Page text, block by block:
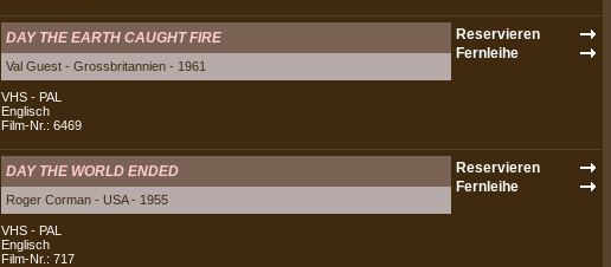
DAY THE EARTH CAUGHT FIRE
Val Guest - Grossbritannien - 1961
VHS - PAL
Englisch
Film-Nr.: 6469
DAY THE WORLD ENDED
Roger Corman - USA - 1955
VHS - PAL
Englisch
Film-Nr.: 717